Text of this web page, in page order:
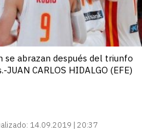
se abrazan después del triunfo
CARLOS HIDALGO (EFE)
14.09.2019 | 20:37